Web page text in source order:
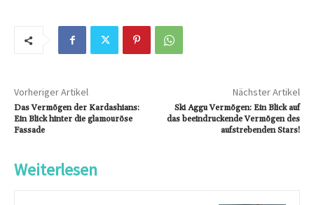
Vorheriger Artikel
Das Vermögen der Kardashians:
Ein Blick hinter die glamouröse
Fassade
Nächster Artikel
Ski Aggu Vermögen: Ein Blick auf
das beeindruckende Vermögen des
aufstrebenden Stars!
Weiterlesen